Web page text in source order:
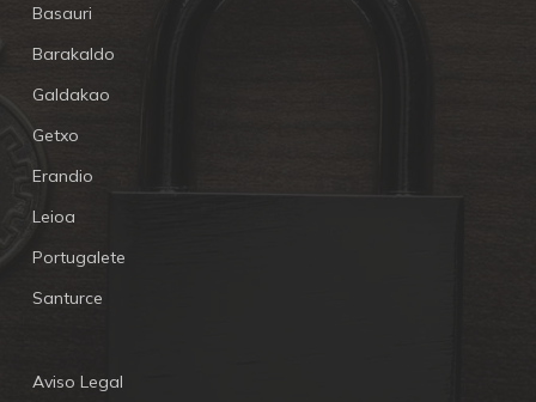
Basauri
Barakaldo
Galdakao
Getxo
Erandio
Leioa
Portugalete
Santurce
Aviso Legal